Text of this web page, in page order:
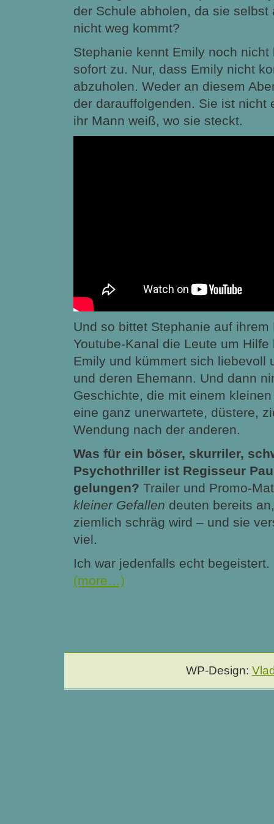
der Schule abholen, da sie selbst
nicht weg kommt?
Stephanie kennt Emily noch
sofort zu. Nur, dass Emily nicht
abzuholen. Weder an diesem
der darauffolgenden. Sie ist nicht
ihr Mann weiß, wo sie steckt.
Und so bittet Stephanie auf ihrem
Youtube-Kanal die Leute um
Emily und kümmert sich liebevoll
und deren Ehemann. Und dann
Geschichte, die mit einem
eine ganz unerwartete, düstere,
Wendung nach der anderen.
Was für ein böser, skurriler,
Psychothriller ist Regisseur
gelungen? Trailer und Promo-
kleiner Gefallen deuten bereits
ziemlich schräg wird – und sie
viel.
Ich war jedenfalls echt
(more…)
WP-Design: